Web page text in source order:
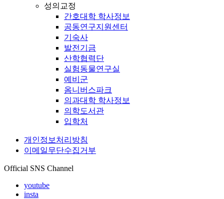
성의교정
간호대학 학사정보
공동연구지원센터
기숙사
발전기금
산학협력단
실험동물연구실
예비군
옴니버스파크
의과대학 학사정보
의학도서관
입학처
개인정보처리방침
이메일무단수집거부
Official SNS Channel
youtube
insta